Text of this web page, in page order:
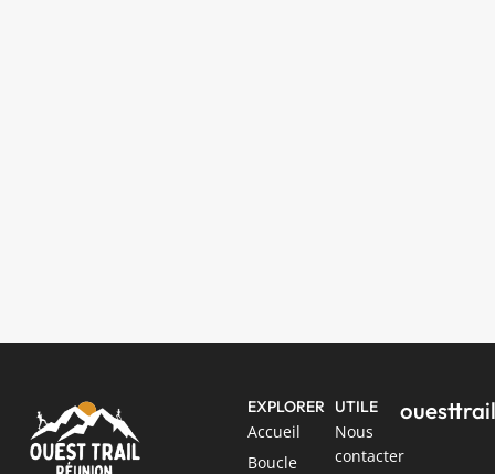
EXPLORER
Accueil
Boucle
UTILE
Nous
contacter